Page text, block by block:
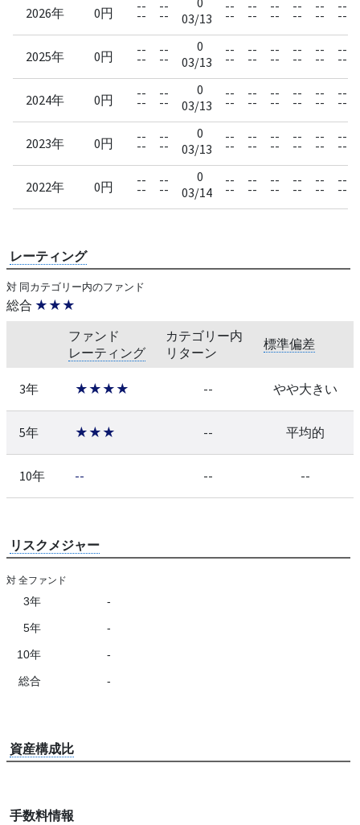
2026年 0円 --
--
--
--
03/13
--
--
--
--
--
--
--
--
--
--
--
--
2025年 0円 --
--
--
--
0
03/13
--
--
--
--
--
--
--
--
--
--
--
--
2024年 0円 --
--
--
--
0
03/13
--
--
--
--
--
--
--
--
--
--
--
--
2023年 0円 --
--
--
--
0
03/13
--
--
--
--
--
--
--
--
--
--
--
--
2022年 0円 --
--
--
--
0
03/14
--
--
--
--
--
--
--
--
--
--
--
--
レーティング
対 同カテゴリー内のファンド
総合 ★★★
ファンド
レーティング
カテゴリー内
リターン
標準偏差
3年 ★★★★ -- やや大きい
5年 ★★★ -- 平均的
10年 -- -- --
リスクメジャー
対 全ファンド
3年 -
5年 -
10年 -
総合 -
資産構成比
手数料情報